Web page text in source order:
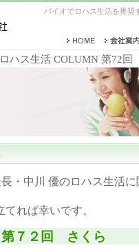
バイオでロハス生活を推奨
ハス生活 COLUMN 第72回
・中川 優のロハス生活
れば幸いです。
７２回 さくら